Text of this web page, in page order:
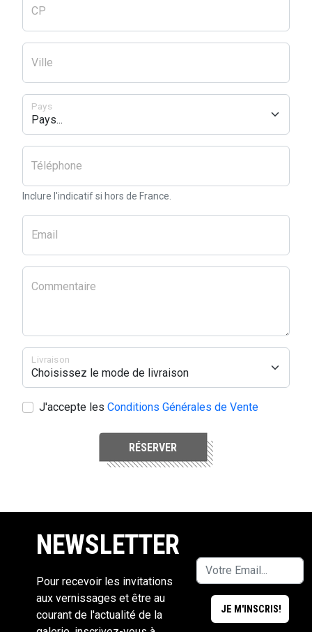
CP
Ville
Pays
Téléphone
Inclure l'indicatif si hors de France.
Email
Commentaire
Livraison
J'accepte les Conditions Générales de Vente
RÉSERVER
NEWSLETTER
Pour recevoir les invitations
aux vernissages et être au
courant de l'actualité de la